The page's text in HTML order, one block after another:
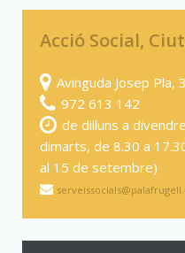
Acció Social,
Avinguda Josep Pla, 3
972 613 142
de dilluns a
dimarts, de 8.30 a
al 15 de setembre)